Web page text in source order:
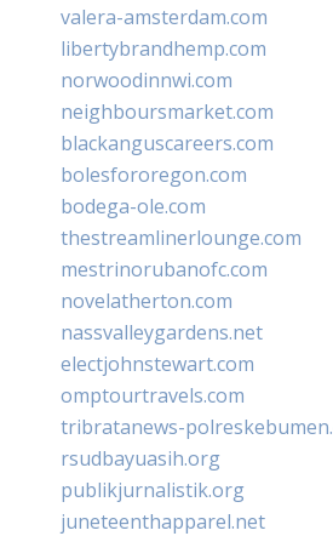
valera-amsterdam.com
libertybrandhemp.com
norwoodinnwi.com
neighboursmarket.com
blackanguscareers.com
bolesfororegon.com
bodega-ole.com
thestreamlinerlounge.com
mestrinorubanofc.com
novelatherton.com
nassvalleygardens.net
electjohnstewart.com
omptourtravels.com
tribratanews-
rsudbayuasih.org
publikjurnalistik.org
juneteenthapparel.net